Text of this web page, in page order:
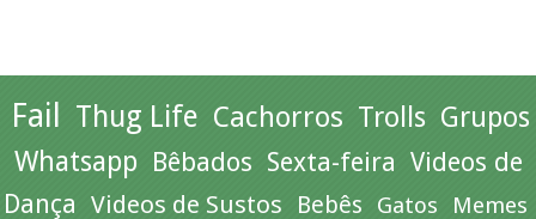
Fail Thug Life Cachorros Trolls Grupos
Whatsapp Bêbados Sexta-feira Videos de
Dança Videos de Sustos Bebês Gatos Memes